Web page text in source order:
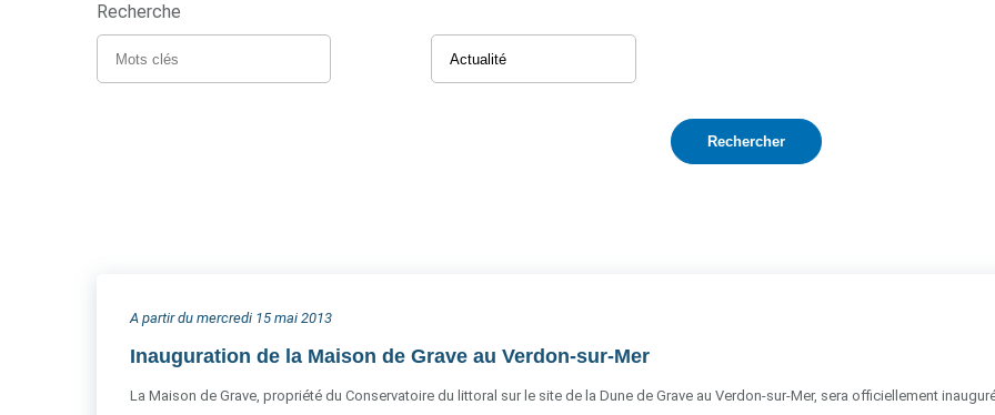
Recherche
A partir du mercredi 15 mai 2013
Inauguration de la Maison de Grave au Verdon-sur-Mer
La Maison de Grave, propriété du Conservatoire du littoral sur le site de la Dune de Grave au Verdon-sur-Mer, sera officiellement